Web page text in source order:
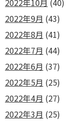
2022年10月 (40)
2022年9月 (43)
2022年8月 (41)
2022年7月 (44)
2022年6月 (37)
2022年5月 (25)
2022年4月 (27)
2022年3月 (25)